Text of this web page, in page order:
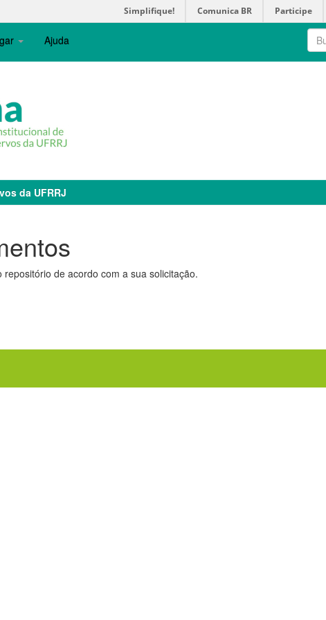
Simplifique! Comunica BR Participe
Ajuda
da UFRRJ
de acordo com a sua solicitação.